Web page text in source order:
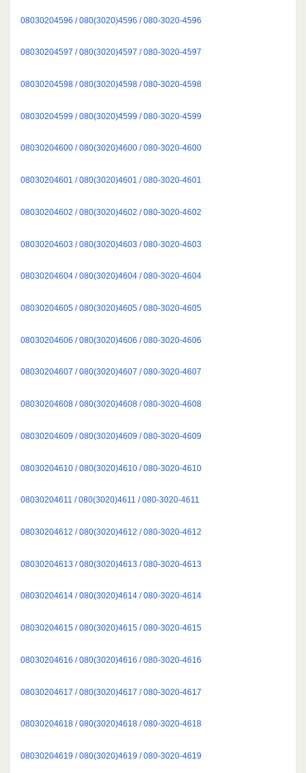
08030204596 / 080(3020)4596 / 080-3020-4596
08030204597 / 080(3020)4597 / 080-3020-4597
08030204598 / 080(3020)4598 / 080-3020-4598
08030204599 / 080(3020)4599 / 080-3020-4599
08030204600 / 080(3020)4600 / 080-3020-4600
08030204601 / 080(3020)4601 / 080-3020-4601
08030204602 / 080(3020)4602 / 080-3020-4602
08030204603 / 080(3020)4603 / 080-3020-4603
08030204604 / 080(3020)4604 / 080-3020-4604
08030204605 / 080(3020)4605 / 080-3020-4605
08030204606 / 080(3020)4606 / 080-3020-4606
08030204607 / 080(3020)4607 / 080-3020-4607
08030204608 / 080(3020)4608 / 080-3020-4608
08030204609 / 080(3020)4609 / 080-3020-4609
08030204610 / 080(3020)4610 / 080-3020-4610
08030204611 / 080(3020)4611 / 080-3020-4611
08030204612 / 080(3020)4612 / 080-3020-4612
08030204613 / 080(3020)4613 / 080-3020-4613
08030204614 / 080(3020)4614 / 080-3020-4614
08030204615 / 080(3020)4615 / 080-3020-4615
08030204616 / 080(3020)4616 / 080-3020-4616
08030204617 / 080(3020)4617 / 080-3020-4617
08030204618 / 080(3020)4618 / 080-3020-4618
08030204619 / 080(3020)4619 / 080-3020-4619